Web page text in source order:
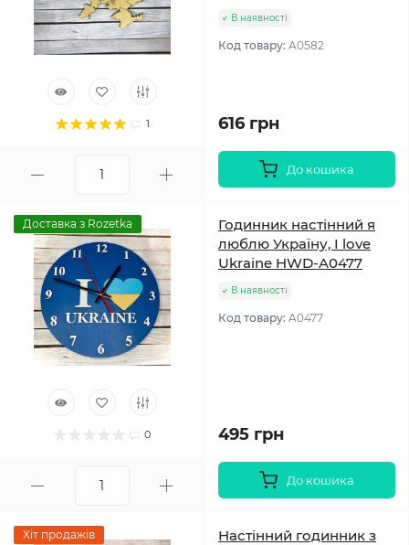
1
В наявності
Код товару: A0582
616 грн
До кошика
Доставка з Rozetka
0
Годинник настінний я
люблю Україну, I love
Ukraine HWD-A0477
В наявності
Код товару: A0477
495 грн
До кошика
Хіт продажів
Настінний годинник з